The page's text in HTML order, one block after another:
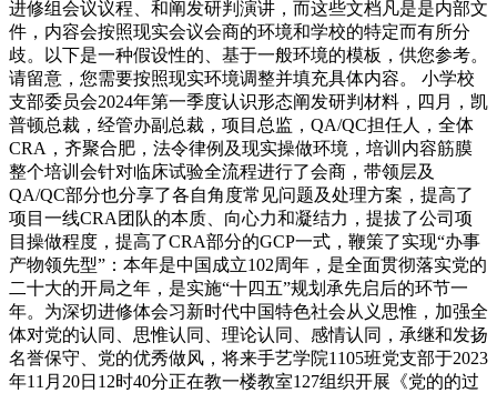
进修组会议议程、和阐发研判演讲，而这些文档凡是是内部文
件，内容会按照现实会议会商的环境和学校的特定而有所分
歧。以下是一种假设性的、基于一般环境的模板，供您参考。
请留意，您需要按照现实环境调整并填充具体内容。 小学校
支部委员会2024年第一季度认识形态阐发研判材料，四月，凯
普顿总裁，经管办副总裁，项目总监，QA/QC担任人，全体
CRA，齐聚合肥，法令律例及现实操做环境，培训内容筋膜
整个培训会针对临床试验全流程进行了会商，带领层及
QA/QC部分也分享了各自角度常见问题及处理方案，提高了
项目一线CRA团队的本质、向心力和凝结力，提拔了公司项
目操做程度，提高了CRA部分的GCP一式，鞭策了实现“办事
产物领先型”：本年是中国成立102周年，是全面贯彻落实党的
二十大的开局之年，是实施“十四五”规划承先启后的环节一
年。为深切进修体会习新时代中国特色社会从义思惟，加强全
体对党的认同、思惟认同、理论认同、感情认同，承继和发扬
名誉保守、党的优秀做风，将来手艺学院1105班党支部于2023
年11月20日12时40分正在教一楼教室127组织开展《党的的过